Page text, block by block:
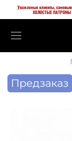
Уважаемые клиенты,
ХОЛОСТЫЕ ПАТРОНЫ
Предзаказ